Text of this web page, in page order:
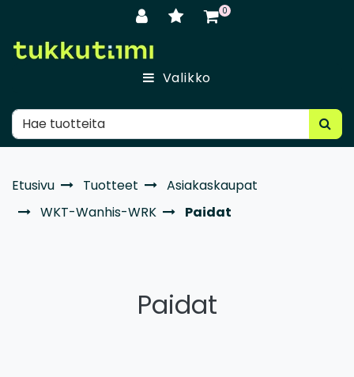
0
Valikko
Etusivu Tuotteet
Asiakaskaupat
WKT-Wanhis-WRK
Paidat
Paidat